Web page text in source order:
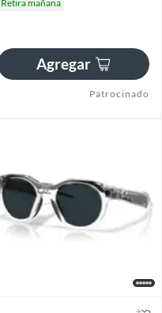
Retira mañana
Agregar
Patrocinado